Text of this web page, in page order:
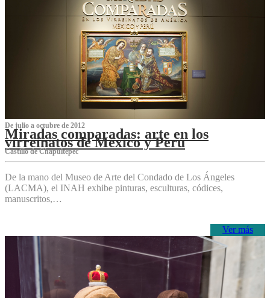
De julio a octubre de 2012
Miradas comparadas: arte en los
virreinatos de México y Perú
Castillo de Chapultepec
De la mano del Museo de Arte del Condado de Los Ángeles
(LACMA), el INAH exhibe pinturas, esculturas, códices,
manuscritos,…
Ver más